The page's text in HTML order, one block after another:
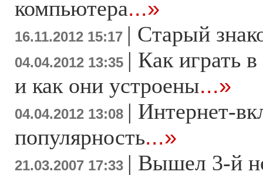
компьютера...»
16.11.2012 15:17 | Старый
04.04.2012 13:35 | Как играть
и как они устроены...»
04.04.2012 13:08 | Интернет-
популярность...»
21.03.2007 17:33 | Вышел 3-й